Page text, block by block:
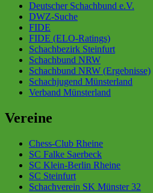
Deutscher Schachbund e.V.
DWZ-Suche
FIDE
FIDE (ELO-Ratings)
Schachbezirk Steinfurt
Schachbund NRW
Schachbund NRW (Ergebnisse)
Schachjugend Münsterland
Verband Münsterland
Vereine
Chess-Club Rheine
SC Falke Saerbeck
SC Klein-Berlin Rheine
SC Steinfurt
Schachverein SK Münster 32